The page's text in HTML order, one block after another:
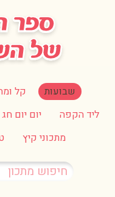
שבועות קל
ליד הקפה
יום יום חג
מתכוני קיץ